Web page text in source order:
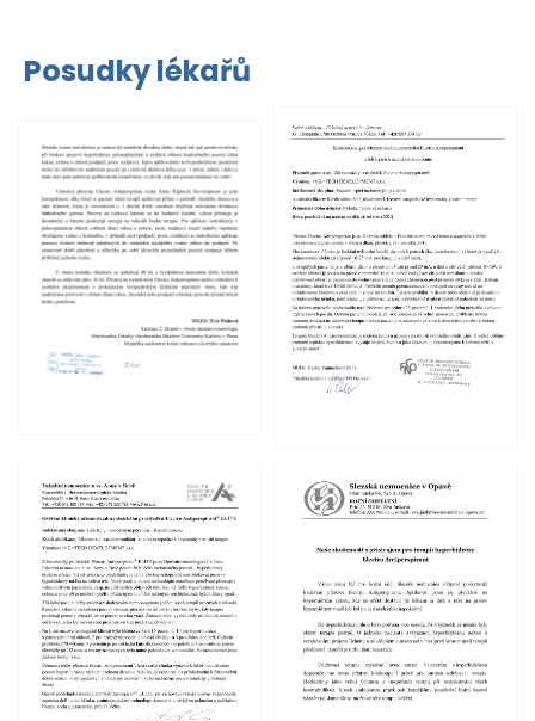
Posudky lékařů